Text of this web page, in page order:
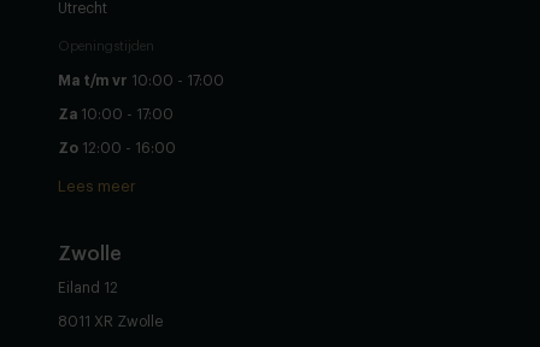
Utrecht
Openingstijden
Ma t/m vr 10:00 - 17:00
Za 10:00 - 17:00
Zo 12:00 - 16:00
Lees meer
Zwolle
Eiland 12
8011 XR Zwolle